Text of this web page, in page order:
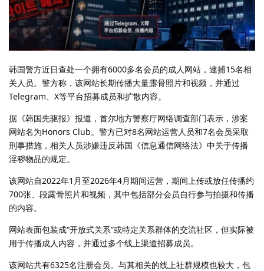
韩国警方近日查处一个拥有6000多名会员的成人网站，逮捕15名相
关人员。警方称，该网站长期传播大量露骨照片和视频，并通过
Telegram、X等平台招募成员和扩散内容。
据《韩国先驱报》报道，首尔地方警察厅网络调查部门表示，涉案
网站名为Honors Club。警方已对8名网站运营人员和7名会员采取
刑事措施，相关人员涉嫌违反韩国《信息通信网络法》中关于传播
淫秽物品的规定。
该网站自2022年1月至2026年4月期间运营，期间上传或放任传播约
700张、段露骨照片和视频，其中包括部分会员自行参与拍摄和传播
的内容。
网站表面包装成“开放式关系”或特定关系群体的交流社区，但实际被
用于传播成人内容，并通过多个线上渠道招募成员。
该网站共有6325名注册会员。与其相关的线上社群规模也较大，包